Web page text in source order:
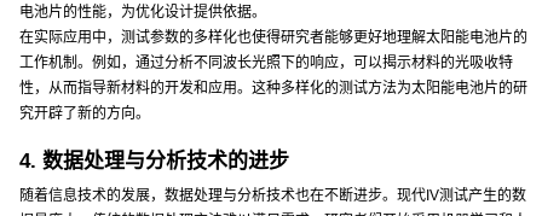
电池片的性能，为优化设计提供依据。
在实际应用中，测试参数的多样化也使得研究者能够更好地理解太阳能电池片的
工作机制。例如，通过分析不同波长光照下的响应，可以揭示材料的光吸收特
性，从而指导新材料的开发和应用。这种多样化的测试方法为太阳能电池片的研
究开辟了新的方向。
4. 数据处理与分析技术的进步
随着信息技术的发展，数据处理与分析技术也在不断进步。现代IV测试产生的数